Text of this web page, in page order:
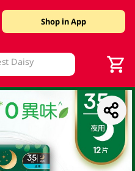
Shop in App